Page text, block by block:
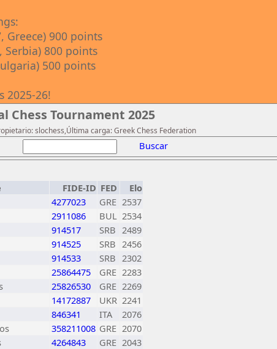
Greece) 900 points
Serbia) 800 points
500 points
2025-26!
Chess Tournament 2025
slochess,Última carga: Greek Chess Federation
Buscar
FIDE-ID FED
Elo
4277023 GRE 2537
2911086 BUL 2534
914517 SRB 2489
914525 SRB 2456
914533 SRB 2302
25864475 GRE 2283
25826530 GRE 2269
14172887 UKR 2241
846341 ITA
2076
358211008 GRE 2070
4264843 GRE 2043